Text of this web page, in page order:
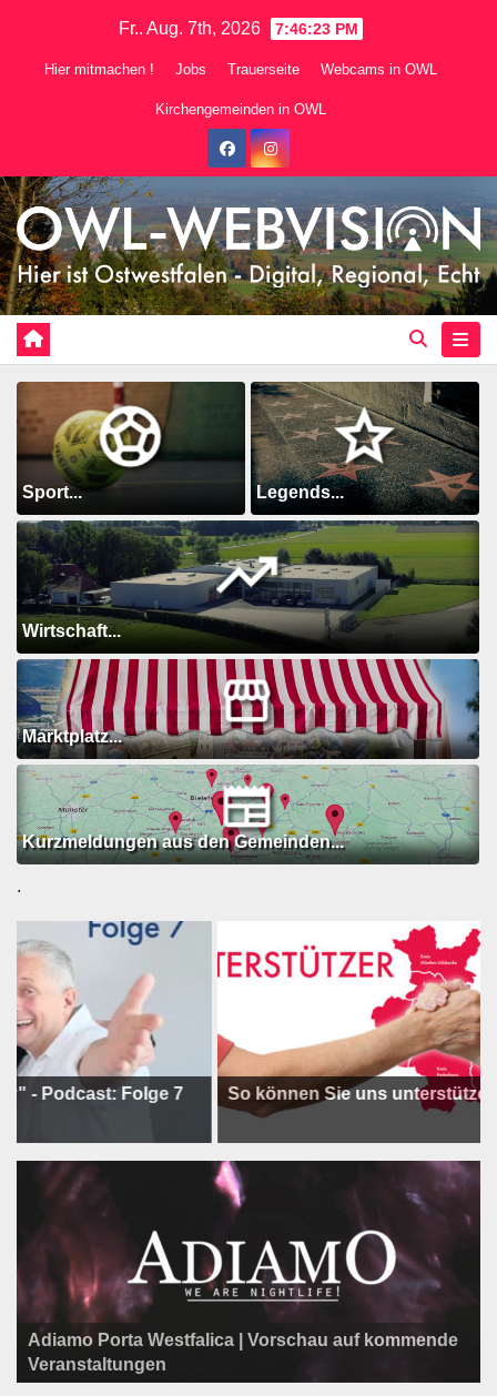
Fr.. Aug. 7th, 2026 7:46:25 PM
Hier mitmachen ! Jobs Trauerseite Webcams in OWL
Kirchengemeinden in OWL
Sport... Legends...
Wirtschaft...
Marktplatz...
Kurzmeldungen aus den Gemeinden...
.
Folge 7 So können Sie uns unterstützen !
Programm der Komödie am Klosterplatz.
Litfaßsäule Überregional
Adiamo Porta Westfalica | Vorschau auf kommende
Veranstaltungen
Litfaßsäule Überregional
Litfaßsäule Überregional